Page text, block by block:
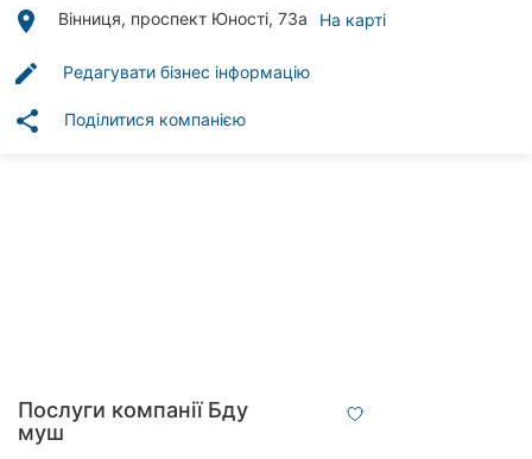
клініки
Автошколи
Всі
міста:
place Вінниця, проспект Юності, 73а На карті
edit Редагувати бізнес інформацію
share Поділитися компанією
Послуги компанії Бду
муш